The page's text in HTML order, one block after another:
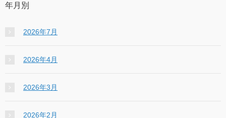
年月別
2026年7月
2026年4月
2026年3月
2026年2月